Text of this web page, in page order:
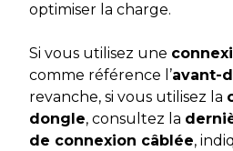
optimiser la charge.
Si vous utilisez une
comme référence l’avant-
revanche, si vous utilisez la
dongle, consultez la
de connexion câblée,